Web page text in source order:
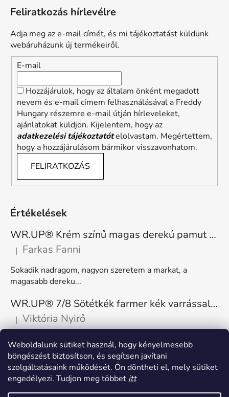
Weboldalunk sütiket használ, hogy kényelmesebb
böngészést biztosítson, és segítsen javítani
szolgáltatásaink működését. Ön döntheti el, mely sütiket
engedélyezi. Tudjon meg többet itt
Feliratkozás hírlevélre
Adja meg az e-mail címét, és mi tájékoztatást küldünk
webáruházunk új termékeiről.
E-mail
Hozzájárulok, hogy az általam önként megadott
nevem és e-mail címem felhasználásával a Freddy
Hungary részemre e-mail útján hírleveleket,
ajánlatokat küldjön. Kijelentem, hogy az
adatkezelési tájékoztatótelolvastam. Megértettem,
hogy a hozzájárulásom bármikor visszavonhatom.
FELIRATKOZÁS
Értékelések
WR.UP® Krém színű magas derekú pamut nadrág RE(MOVE) WRUP1HC001ORG, Z40
A termék értékelése 5-ből 5 csillag.
| Farkas Fanni
Sokadik nadragom, nagyon szeretem a markat, a
magasabb dereku...
WR.UP® 7/8 Sötétkék farmer kék varrással, superskinny RE(MOVE) WRUP4RC002ORG, J0B
A termék értékelése 5-ből 5 csillag.
| Viktória Nyirő
Nagyon kényelmes, rugalmas. Méretnek megfelelő.